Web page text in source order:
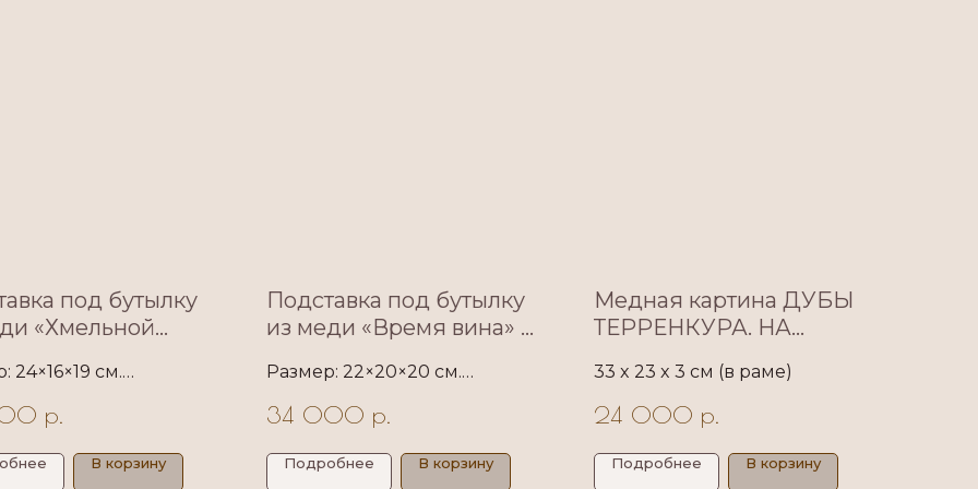
под бутылку
«Хмельной
балансе»
24×16×19 см.
формата бордо из
яркой
р.
В корзину
Подставка под бутылку
из меди «Время вина» —
балансе»
Размер: 22×20×20 см.
подставка под бутылку
экспериментальной яркой
34 000 р.
Подробнее В корзину
Медная картина ДУБЫ
ТЕРРЕНКУРА. НА
33 x 23 x 3 см (в раме)
24 000 р.
Подробнее В корзину